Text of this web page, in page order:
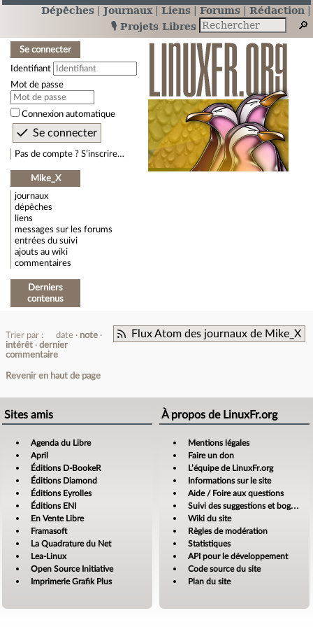
Dépêches Journaux Liens Forums
Rédaction
🎙️ Projets Libres
Se connecter
Identifiant
Mot de passe
Connexion automatique
Pas de compte ? S’inscrire…
Mike_X
journaux
dépêches
liens
messages sur les forums
entrées du suivi
ajouts au wiki
commentaires
Derniers
contenus
Flux Atom des journaux de Mike_X
Trier par : date
note
intérêt
dernier
commentaire
Revenir en haut de page
Sites amis
Agenda du Libre
April
Éditions D-BookeR
Éditions Diamond
Éditions Eyrolles
Éditions ENI
En Vente Libre
Framasoft
La Quadrature du Net
Lea-Linux
Open Source Initiative
Imprimerie Grafik Plus
À propos de LinuxFr.org
Mentions légales
Faire un don
L’équipe de LinuxFr.org
Informations sur le site
Aide / Foire aux questions
Suivi des suggestions et bogues
Wiki du site
Règles de modération
Statistiques
API pour le développement
Code source du site
Plan du site